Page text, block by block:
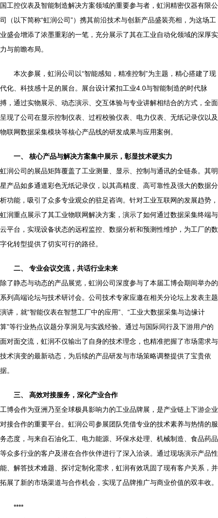
国工控仪表及智能制造解决方案领域的重要参与者，虹润精密仪器有限公
司（以下简称“虹润公司”）携其前沿技术与创新产品盛装亮相，为这场工
业盛会增添了浓墨重彩的一笔，充分展示了其在工业自动化领域的深厚实
力与前瞻布局。
本次参展，虹润公司以“智能感知，精准控制”为主题，精心搭建了现
代化、科技感十足的展台。展台设计紧扣工业4.0与智能制造的时代脉
搏，通过实物展示、动态演示、交互体验与专业讲解相结合的方式，全面
呈现了公司在显示控制仪表、过程校验仪表、电力仪表、无纸记录仪以及
物联网数据采集模块等核心产品线的研发成果与应用案例。
一、 核心产品与解决方案集中展示，彰显技术硬实力
虹润公司的展品矩阵覆盖了工业测量、显示、控制与通讯的全链条。其明
星产品如多通道彩色无纸记录仪，以其高精度、高可靠性及强大的数据分
析功能，吸引了众多专业观众的驻足咨询。针对工业互联网的发展趋势，
虹润重点展示了其工业物联网解决方案，演示了如何通过数据采集终端与
云平台，实现设备状态的远程监控、数据分析和预测性维护，为工厂的数
字化转型提供了切实可行的路径。
二、 专业会议交流，共话行业未来
除了静态与动态的产品展览，虹润公司深度参与了本届工博会期间举办的
系列高端论坛与技术研讨会。公司技术专家应邀在相关分论坛上发表主题
演讲，就“智能仪表在智慧工厂中的应用”、“工业大数据采集与边缘计
算”等行业热点议题分享洞见与实践经验。通过与国际同行及下游用户的
面对面交流，虹润不仅输出了自身的技术理念，也精准把握了市场需求与
技术演变的最新动态，为后续的产品研发与市场策略调整提供了宝贵依
据。
三、 高效对接服务，深化产业合作
工博会作为亚洲乃至全球极具影响力的工业品牌展，是产业链上下游企业
对接合作的重要平台。虹润公司参展团队凭借专业的技术素养与热情的服
务态度，与来自石油化工、电力能源、环保水处理、机械制造、食品药品
等众多行业的客户及潜在合作伙伴进行了深入洽谈。通过现场演示产品性
能、解答技术难题、探讨定制化需求，虹润有效巩固了现有客户关系，并
拓展了新的市场渠道与合作机会，实现了品牌推广与商业价值的双丰收。
****